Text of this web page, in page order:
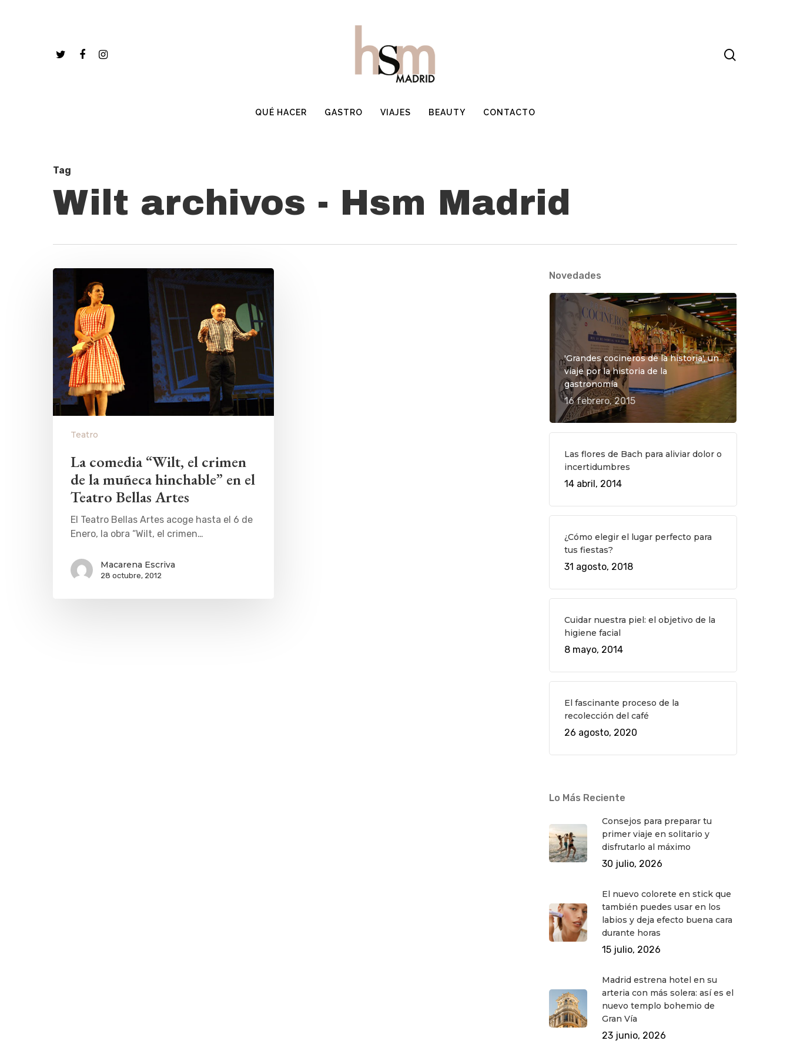
QUÉ HACER GASTRO VIAJES BEAUTY CONTACTO
Tag
Wilt archivos - Hsm Madrid
Teatro
La comedia “Wilt, el crimen
de la muñeca hinchable” en el
Teatro Bellas Artes
El Teatro Bellas Artes acoge hasta el 6 de
Enero, la obra “Wilt, el crimen…
Macarena Escriva
28 octubre, 2012
Novedades
'Grandes cocineros de la historia', un
viaje por la historia de la
gastronomía
16 febrero, 2015
Las flores de Bach para aliviar dolor o
incertidumbres
14 abril, 2014
¿Cómo elegir el lugar perfecto para
tus fiestas?
31 agosto, 2018
Cuidar nuestra piel: el objetivo de la
higiene facial
8 mayo, 2014
El fascinante proceso de la
recolección del café
26 agosto, 2020
Lo Más Reciente
Consejos para preparar tu
primer viaje en solitario y
disfrutarlo al máximo
30 julio, 2026
El nuevo colorete en stick que
también puedes usar en los
labios y deja efecto buena cara
durante horas
15 julio, 2026
Madrid estrena hotel en su
arteria con más solera: así es el
nuevo templo bohemio de
Gran Vía
23 junio, 2026